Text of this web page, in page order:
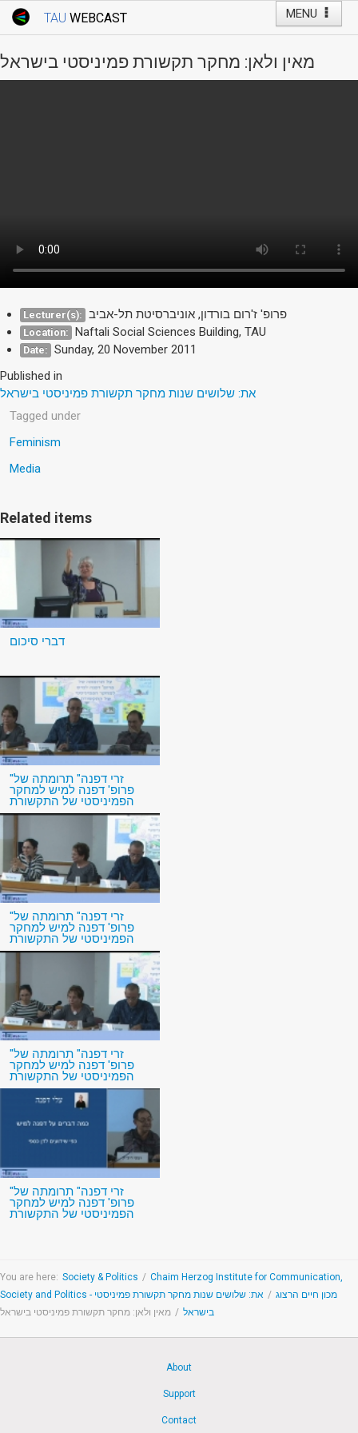
MENU
TAU WEBCAST
Webcast: Courses
Tel Aviv University
מאין ולאן: מחקר תקשורת פמיניסטי בישראל
Lecturer(s): פרופ' ז'רום בורדון, אוניברסיטת תל-אביב
Location: Naftali Social Sciences Building, TAU
Date: Sunday, 20 November 2011
Published in
את: שלושים שנות מחקר תקשורת פמיניסטי בישראל
Tagged under
Feminism
Media
Related items
דברי סיכום
"זרי דפנה" תרומתה של
פרופ' דפנה למיש למחקר
הפמיניסטי של התקשורת
"זרי דפנה" תרומתה של
פרופ' דפנה למיש למחקר
הפמיניסטי של התקשורת
"זרי דפנה" תרומתה של
פרופ' דפנה למיש למחקר
הפמיניסטי של התקשורת
"זרי דפנה" תרומתה של
פרופ' דפנה למיש למחקר
הפמיניסטי של התקשורת
You are here: Society & Politics / Chaim Herzog Institute for Communication,
Society and Politics - מכון חיים הרצוג / את: שלושים שנות מחקר תקשורת פמיניסטי
בישראל / מאין ולאן: מחקר תקשורת פמיניסטי בישראל
About
Support
Contact